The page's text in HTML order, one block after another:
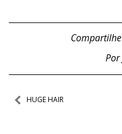
Compartilhe
Por
Navegação
HUGE HAIR